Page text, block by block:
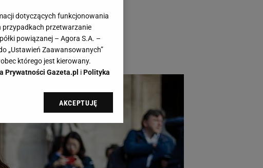
znaleźć się w szafie
A co gdybym
aż o 180 zł? To
dotyczących funkcjonowania
przypadkach przetwarzanie
powiązanej – Agora S.A. –
„Ustawień Zaawansowanych”
którego jest kierowany.
Prywatności Gazeta.pl iPolityka
Gazeta.pl sp. z o.o., jej
przetwarzania danych poprzez
Zmiana ustawień
AKCEPTUJĘ